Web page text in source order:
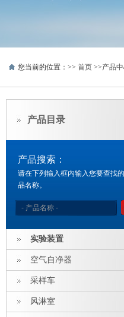
您当前的位置：>> 首页 >>产品
产品目录
产品搜索：
请在下列输入框内输入您要查找
品名称。
实验装置
空气自净器
采样车
风淋室